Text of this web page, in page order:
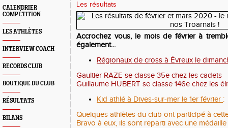
CALENDRIER
COMPÉTITION
LES ATHLÈTES
INTERVIEW COACH
RECORDS CLUB
BOUTIQUE DU CLUB
RÉSULTATS
BILANS
Les résultats
Accrochez vous, le mois de février à
également...
Régionaux de cross à Évreux le
Gaultier RAZE se classe 35e chez les cadets
Guillaume HUBERT se classe 146e chez les
Kid athlé à Dives-sur-mer le 1er février :
Quelques athlètes du club ont participé à
Bravo à eux, ils sont reparti avec une